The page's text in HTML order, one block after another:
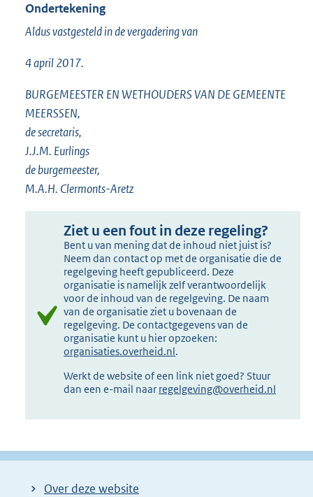
Ondertekening
Aldus vastgesteld in de vergadering van
4 april 2017.
BURGEMEESTER EN WETHOUDERS VAN DE GEMEENTE
MEERSSEN,
de secretaris,
J.J.M. Eurlings
de burgemeester,
M.A.H. Clermonts-Aretz
Ziet u een fout in deze regeling?
Bent u van mening dat de inhoud niet juist is?
Neem dan contact op met de organisatie die de
regelgeving heeft gepubliceerd. Deze
organisatie is namelijk zelf verantwoordelijk
voor de inhoud van de regelgeving. De naam
van de organisatie ziet u bovenaan de
regelgeving. De contactgegevens van de
organisatie kunt u hier opzoeken:
organisaties.overheid.nl.
Werkt de website of een link niet goed? Stuur
dan een e-mail naar regelgeving@overheid.nl
Over deze website